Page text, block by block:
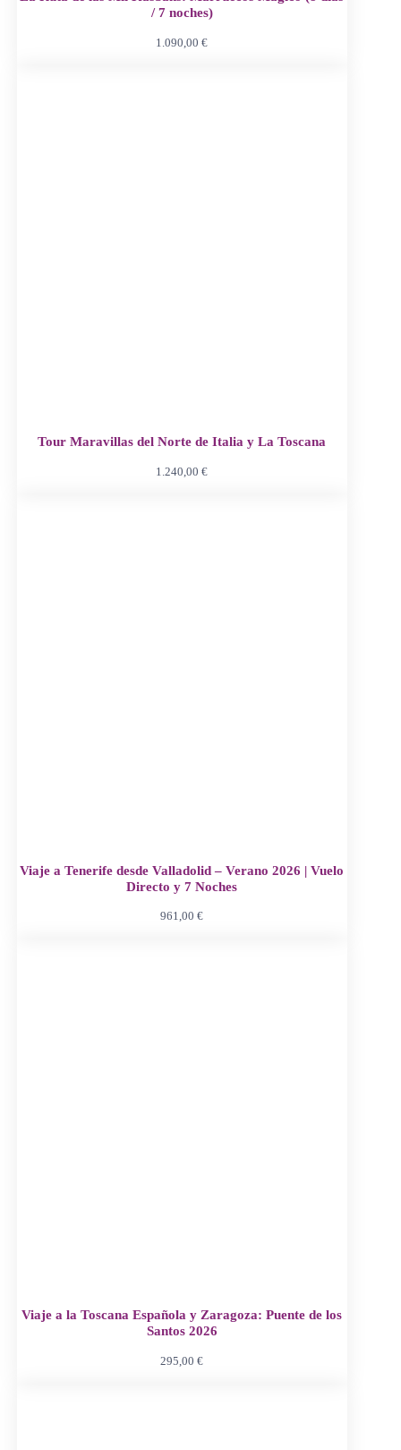
/ 7 noches)
1.090,00€
Tour Maravillas del Norte de Italia y La Toscana
1.240,00€
Viaje a Tenerife desde Valladolid – Verano 2026 | Vuelo
Directo y 7 Noches
961,00€
Viaje a la Toscana Española y Zaragoza: Puente de los
Santos 2026
295,00€